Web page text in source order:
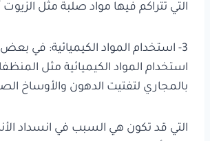
التي تتراكم فيها مواد صلبة مثل الزيوت
3- استخدام المواد الكيميائية: في
استخدام المواد الكيميائية مثل
بالمجاري لتفتيت الدهون والأوساخ
التي قد تكون هي السبب في انسداد